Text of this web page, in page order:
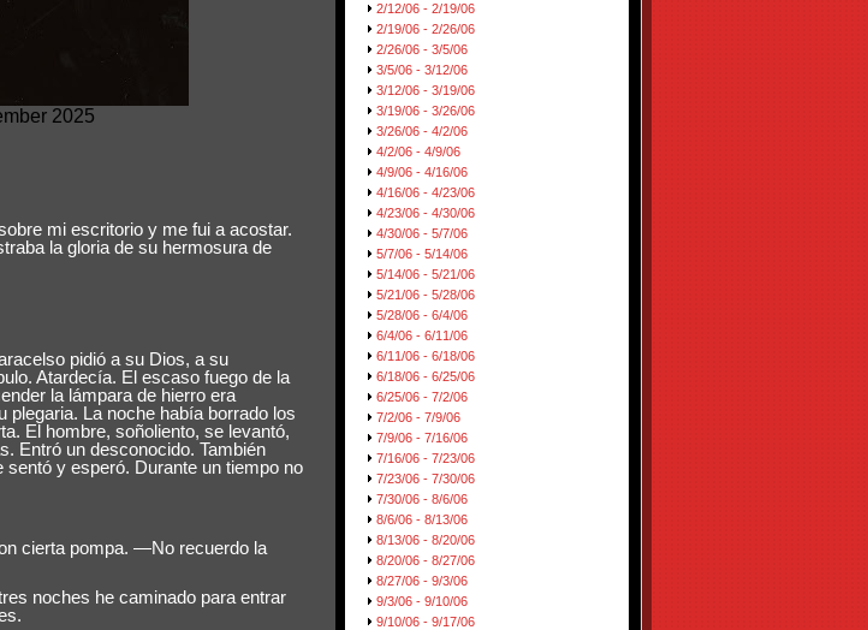
2025
mi escritorio y me fui a acostar.
la gloria de su hermosura de
pidió a su Dios, a su
Atardecía. El escaso fuego de la
la lámpara de hierro era
plegaria. La noche había borrado los
El hombre, soñoliento, se levantó,
Entró un desconocido. También
y esperó. Durante un tiempo no
cierta pompa. —No recuerdo la
noches he caminado para entrar
2/12/06 - 2/19/06
2/19/06 - 2/26/06
2/26/06 - 3/5/06
3/5/06 - 3/12/06
3/12/06 - 3/19/06
3/19/06 - 3/26/06
3/26/06 - 4/2/06
4/2/06 - 4/9/06
4/9/06 - 4/16/06
4/16/06 - 4/23/06
4/23/06 - 4/30/06
4/30/06 - 5/7/06
5/7/06 - 5/14/06
5/14/06 - 5/21/06
5/21/06 - 5/28/06
5/28/06 - 6/4/06
6/4/06 - 6/11/06
6/11/06 - 6/18/06
6/18/06 - 6/25/06
6/25/06 - 7/2/06
7/2/06 - 7/9/06
7/9/06 - 7/16/06
7/16/06 - 7/23/06
7/23/06 - 7/30/06
7/30/06 - 8/6/06
8/6/06 - 8/13/06
8/13/06 - 8/20/06
8/20/06 - 8/27/06
8/27/06 - 9/3/06
9/3/06 - 9/10/06
9/10/06 - 9/17/06